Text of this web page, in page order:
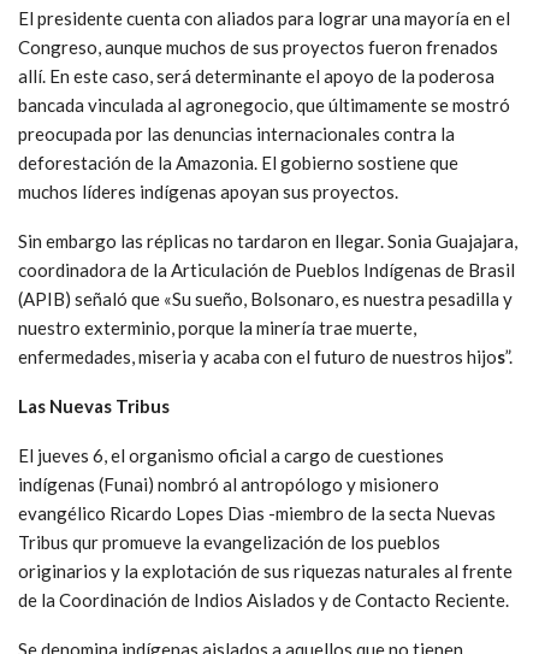
El presidente cuenta con aliados para lograr una mayoría en el
Congreso, aunque muchos de sus proyectos fueron frenados
allí. En este caso, será determinante el apoyo de la poderosa
bancada vinculada al agronegocio, que últimamente se mostró
preocupada por las denuncias internacionales contra la
deforestación de la Amazonia. El gobierno sostiene que
muchos líderes indígenas apoyan sus proyectos.
Sin embargo las réplicas no tardaron en llegar. Sonia Guajajara,
coordinadora de la Articulación de Pueblos Indígenas de Brasil
(APIB) señaló que «Su sueño, Bolsonaro, es nuestra pesadilla y
nuestro exterminio, porque la minería trae muerte,
enfermedades, miseria y acaba con el futuro de nuestros hijos”.
Las Nuevas Tribus
El jueves 6, el organismo oficial a cargo de cuestiones
indígenas (Funai) nombró al antropólogo y misionero
evangélico Ricardo Lopes Dias -miembro de la secta Nuevas
Tribus qur promueve la evangelización de los pueblos
originarios y la explotación de sus riquezas naturales al frente
de la Coordinación de Indios Aislados y de Contacto Reciente.
Se denomina indígenas aislados a aquellos que no tienen